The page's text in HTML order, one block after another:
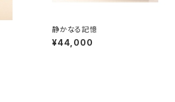
静かなる記憶
¥44,000